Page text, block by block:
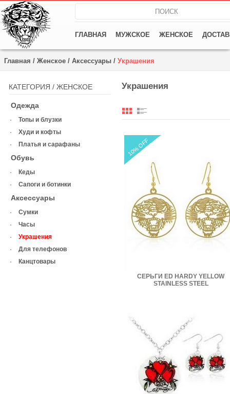
ГЛАВНАЯ МУЖСКОЕ ЖЕНСКОЕ
Главная / Женское / Аксессуары / Украшения
Украшения
СЕРЬГИ ED HARDY YELLOW
STAINLESS STEEL
10% OFF
КАТЕГОРИЯ / ЖЕНСКОЕ
Одежда
Топы и блузки
Худи и кофты
Платья и сарафаны
Обувь
Кеды
Сапоги и ботинки
Аксессуары
Сумки
Часы
Украшения
Для телефонов
Канцтовары